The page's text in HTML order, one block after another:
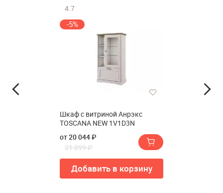
4.7
-5%
Шкаф с витриной Анрэкс
TOSCANA NEW 1V1D3N
от 20 044 ₽
21 099 ₽
Добавить в корзину